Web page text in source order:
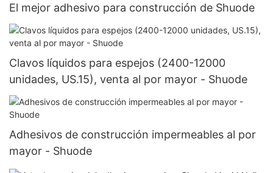
El mejor adhesivo para construcción de Shuode
Clavos líquidos para espejos (2400-12000
unidades, US.15), venta al por mayor - Shuode
Adhesivos de construcción impermeables al por
mayor - Shuode